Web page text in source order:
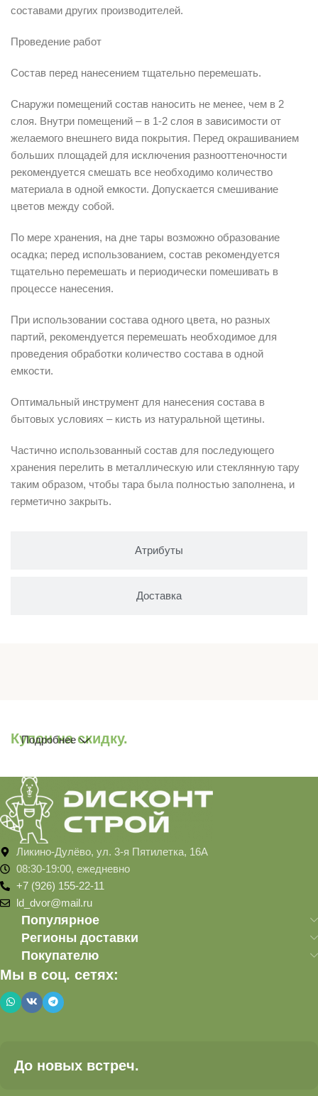
Атрибуты
Доставка
составами других производителей.
Проведение работ
Состав перед нанесением тщательно перемешать.
Снаружи помещений состав наносить не менее, чем в 2
слоя. Внутри помещений – в 1-2 слоя в зависимости от
желаемого внешнего вида покрытия. Перед окрашиванием
больших площадей для исключения разнооттеночности
рекомендуется смешать все необходимо количество
материала в одной емкости. Допускается смешивание
цветов между собой.
По мере хранения, на дне тары возможно образование
осадка; перед использованием, состав рекомендуется
тщательно перемешать и периодически помешивать в
процессе нанесения.
При использовании состава одного цвета, но разных
партий, рекомендуется перемешать необходимое для
проведения обработки количество состава в одной
емкости.
Оптимальный инструмент для нанесения состава в
бытовых условиях – кисть из натуральной щетины.
Частично использованный состав для последующего
хранения перелить в металлическую или стеклянную тару
таким образом, чтобы тара была полностью заполнена, и
герметично закрыть.
Купон на скидку.
Подробнее
Ликино-Дулёво, ул. 3-я Пятилетка, 16А
08:30-19:00, ежедневно
+7 (926) 155-22-11
ld_dvor@mail.ru
Популярное
Регионы доставки
Покупателю
Мы в соц. сетях:
До новых встреч.